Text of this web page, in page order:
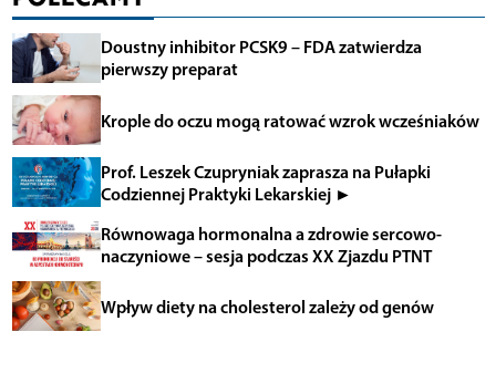
Doustny inhibitor PCSK9 – FDA zatwierdza
pierwszy preparat
Krople do oczu mogą ratować wzrok wcześniaków
Prof. Leszek Czupryniak zaprasza na Pułapki
Codziennej Praktyki Lekarskiej ►
Równowaga hormonalna a zdrowie sercowo-
naczyniowe – sesja podczas XX Zjazdu PTNT
Wpływ diety na cholesterol zależy od genów